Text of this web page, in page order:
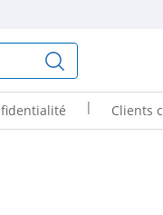
| Clients